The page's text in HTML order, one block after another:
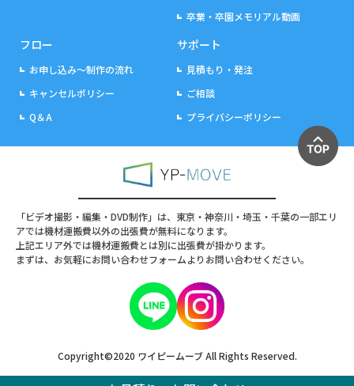
卒業・卒園メモリアル動画
フロー
お申し込み～制作の流れ
キャンセルポリシー
Q＆A
サポート
見積もり・発注
ご相談
プライバシーポリシー
「ビデオ撮影・編集・DVD制作」は、東京・神奈川・埼玉・千葉の一部エリ
アでは機材運搬費以外の出張費が無料になります。
上記エリア外では機材運搬費とは別に出張費が掛かります。
まずは、お気軽にお問い合わせフォームよりお問い合わせください。
Copyright©2020 ワイピームーブ All Rights Reserved.